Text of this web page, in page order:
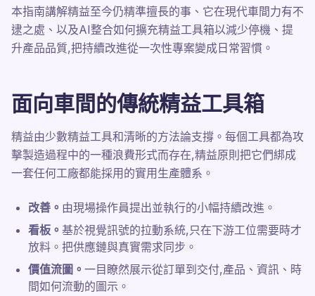
本指南講解精益至今仍精準擅長的事、它在現代車間力有不
逮之處、以及AI整合如何擴充精益工具箱以減少停機、提
升產品品質,把持續改進從一次性專案變成日常習慣。
面向車間的傳統精益工具箱
精益由少數精益工具和清晰的方法論支撐。每個工具都為攻
擊製造過程中的一種浪費形式而存在,精益原則把它們綁成
一套任何工廠都能採用的實用生產體系。
改善。 由現場操作員提出並執行的小幅持續改進。
看板。 基於視覺訊號的拉動系統,只在下游工位需要時才
放料。把供應鏈與真實需求同步。
價值流圖。 一目瞭然展示從訂單到交付,產品、資訊、時
間如何流動的圖示。